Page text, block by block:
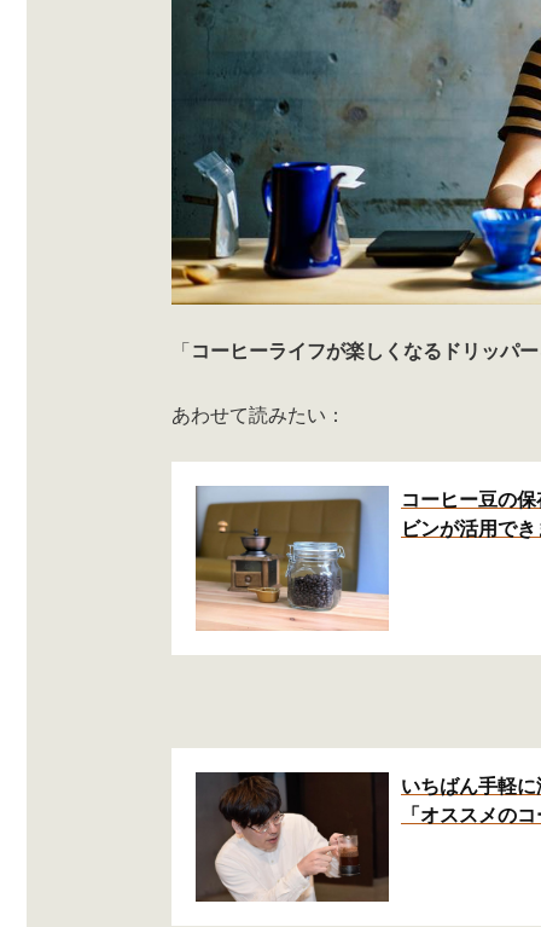
「 コーヒーライフが楽しくなるドリッパー
あわせて読みたい：
コーヒー豆の
ビンが活用で
いちばん手軽
「オススメの